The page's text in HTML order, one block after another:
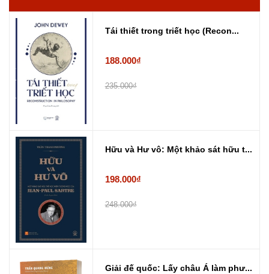
Tái thiết trong triết học (Recon...
188.000₫
235.000₫
Hữu và Hư vô: Một khảo sát hữu t...
198.000₫
248.000₫
Giải đế quốc: Lấy châu Á làm phư...